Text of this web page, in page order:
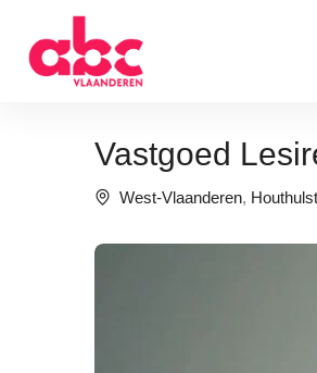
Vastgoed
West-Vlaanderen, Houthulst